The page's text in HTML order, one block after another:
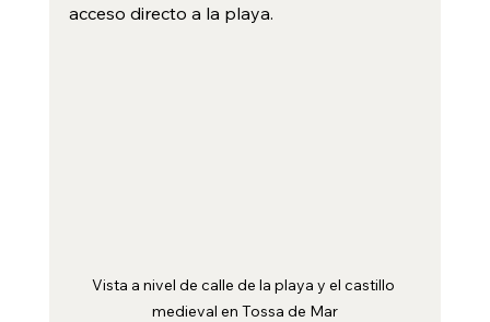
acceso directo a la playa.
Vista a nivel de calle de la playa y el castillo
medieval en Tossa de Mar